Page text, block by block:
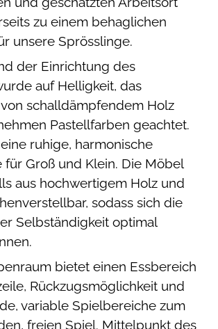
zu einem behaglichen
unsere Sprösslinge.
der Einrichtung des
auf Helligkeit, das
schalldämpfendem Holz
Pastellfarben geachtet.
ruhige, harmonische
für Groß und Klein. Die Möbel
aus hochwertigem Holz und
sodass sich die
Selbständigkeit optimal
bietet einen Essbereich
Rückzugsmöglichkeit und
variable Spielbereiche zum
freien Spiel. Mittelpunkt des